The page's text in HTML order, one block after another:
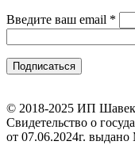
Введите ваш email *
© 2018-2025 ИП
Свидетельство о
от 07.06.2024г.